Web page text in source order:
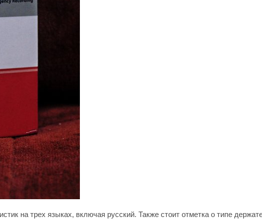
на трех языках, включая русский. Также стоит отметка о типе